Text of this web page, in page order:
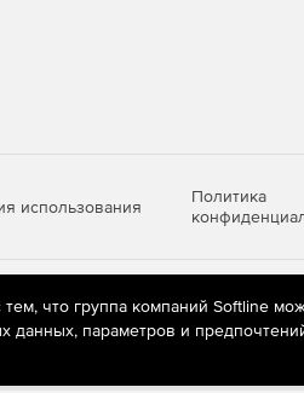
использования
Политика
(информационные технологии
находящихся на
что группа компаний Softline
данных, параметров и